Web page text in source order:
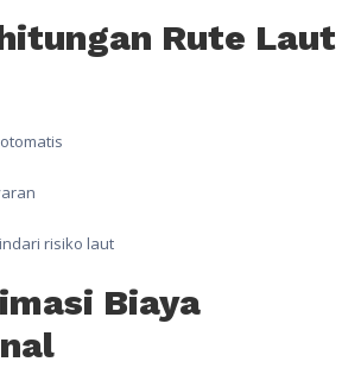
Rute Laut
risiko laut
Biaya